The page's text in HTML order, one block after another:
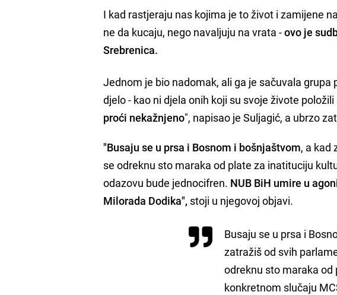
I kad rastjeraju nas kojima je to život i zamijene
ne da kucaju, nego navaljuju na vrata -ovo je
Srebrenica.
Jednom je bio nadomak, ali ga je sačuvala
djelo - kao ni djela onih koji su svoje živote
proći nekažnjeno", napisao je Suljagić, a ubrzo
"Busaju se u prsa i Bosnom i bošnjaštvom, a kad
se odreknu sto maraka od plate za inatituciju
odazovu bude jednocifren. NUB BiH umire u
Milorada Dodika", stoji u njegovoj objavi.
Busaju se u prsa i
zatražiš od svih
odreknu sto maraka
konkretnom slučaju